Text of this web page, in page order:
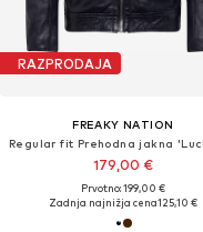
RAZPRODAJA
FREAKY NATION
179,00 €
Prvotno: 199,00 €
Zadnja najnižja cena125,10 €